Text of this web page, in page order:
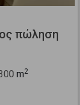
πώληση
m2